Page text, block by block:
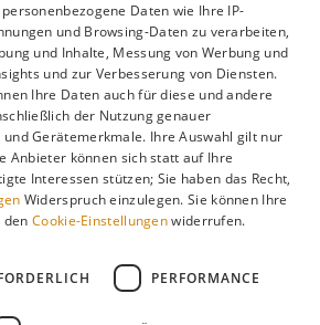
besten ReisezeitLa Gomera
Seite? Teile sie auf Pinterest!
Auf Pinterest merken
Daten wie Ihre IP-
und Browsing-Daten zu verarbeiten,
und Inhalte, Messung von Werbung und
und zur Verbesserung von Diensten.
Ihre Daten auch für diese und andere
der Nutzung genauer
Gerätemerkmale. Ihre Auswahl gilt nur
Anbieter können sich statt auf Ihre
Interessen stützen; Sie haben das Recht,
Widerspruch einzulegen. Sie können Ihre
denCookie-Einstellungenwiderrufen.
PERFORMANCE